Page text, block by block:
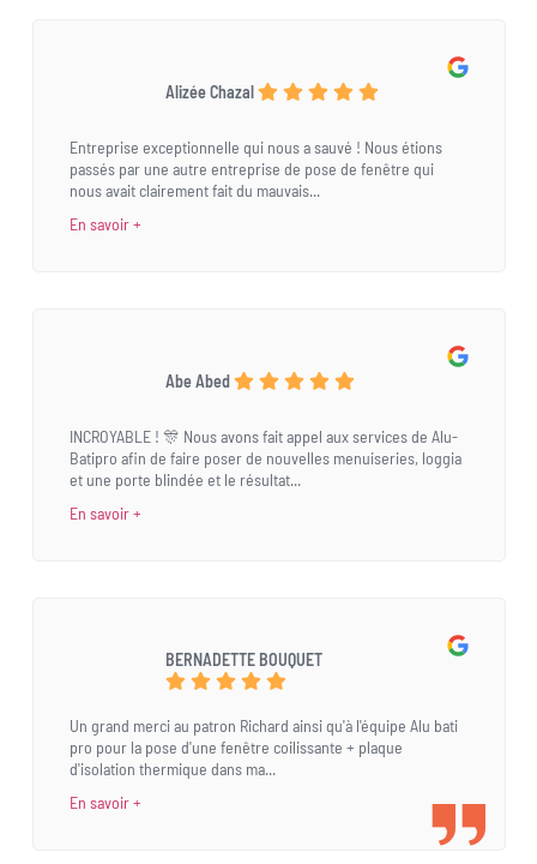
Alizée Chazal
Entreprise exceptionnelle qui nous a sauvé ! Nous étions
passés par une autre entreprise de pose de fenêtre qui
nous avait clairement fait du mauvais...
En savoir +
Abe Abed
INCROYABLE ! 🎊 Nous avons fait appel aux services de Alu-
Batipro afin de faire poser de nouvelles menuiseries, loggia
et une porte blindée et le résultat...
En savoir +
BERNADETTE BOUQUET
Un grand merci au patron Richard ainsi qu'à l'équipe Alu bati
pro pour la pose d'une fenêtre coilissante + plaque
d'isolation thermique dans ma...
En savoir +